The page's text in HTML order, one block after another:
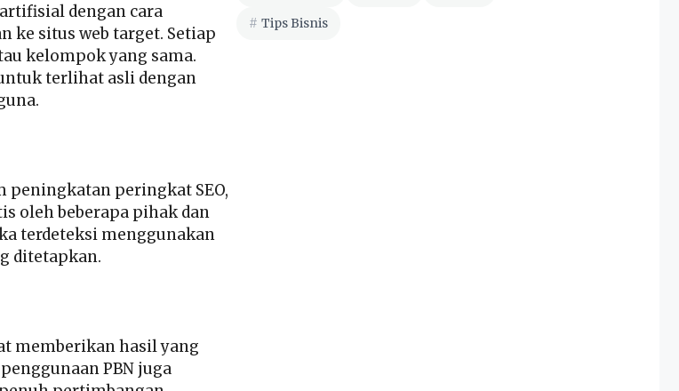
dengan cara
ke situs web target. Setiap
kelompok yang sama.
terlihat asli dengan
peningkatan peringkat SEO,
oleh beberapa pihak dan
terdeteksi menggunakan
ditetapkan.
memberikan hasil yang
PBN juga
Tips Bisnis